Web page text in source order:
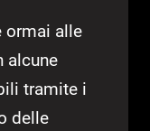
ormai alle
alcune
tramite i
delle